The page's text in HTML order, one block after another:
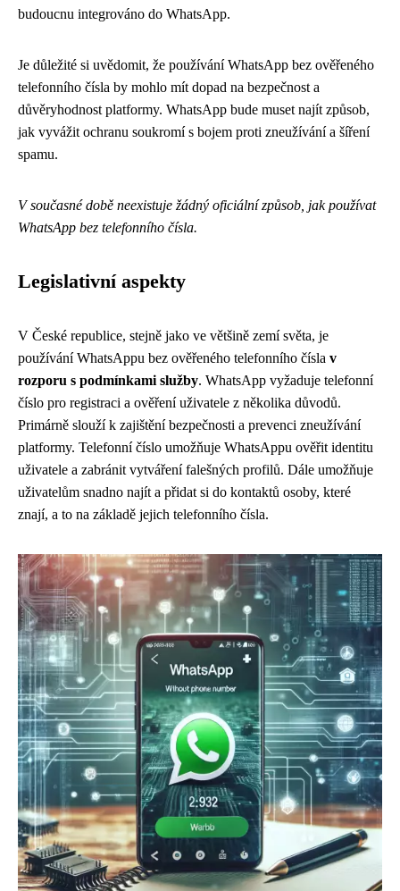
budoucnu integrováno do WhatsApp.
Je důležité si uvědomit, že používání WhatsApp bez ověřeného
telefonního čísla by mohlo mít dopad na bezpečnost a
důvěryhodnost platformy. WhatsApp bude muset najít způsob,
jak vyvážit ochranu soukromí s bojem proti zneužívání a šíření
spamu.
V současné době neexistuje žádný oficiální způsob, jak používat
WhatsApp bez telefonního čísla.
Legislativní aspekty
V České republice, stejně jako ve většině zemí světa, je
používání WhatsAppu bez ověřeného telefonního čísla v
rozporu s podmínkami služby. WhatsApp vyžaduje telefonní
číslo pro registraci a ověření uživatele z několika důvodů.
Primárně slouží k zajištění bezpečnosti a prevenci zneužívání
platformy. Telefonní číslo umožňuje WhatsAppu ověřit identitu
uživatele a zabránit vytváření falešných profilů. Dále umožňuje
uživatelům snadno najít a přidat si do kontaktů osoby, které
znají, a to na základě jejich telefonního čísla.